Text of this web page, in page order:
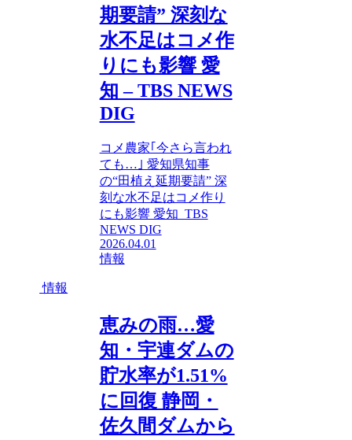
期要請” 深刻な
水不足はコメ作
りにも影響 愛
知 – TBS NEWS
DIG
コメ農家｢今さら言われ
ても…｣ 愛知県知事
の“田植え延期要請” 深
刻な水不足はコメ作り
にも影響 愛知 TBS
NEWS DIG
2026.04.01
情報
情報
恵みの雨…愛
知・宇連ダムの
貯水率が1.51%
に回復 静岡・
佐久間ダムから